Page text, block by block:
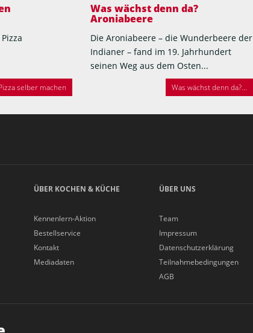
selber machen
Was wächst denn da?
Aroniabeere
Die Aroniabeere – die Wunderbeere der
Indianer – fand im 19. Jahrhundert
seinen Weg aus dem Osten...
Was wächst denn da?...
ÜBER KOCHEN & KÜCHE
Kennenlern-Aktion
Bestellservice
Kontakt
Mediadaten
ÜBER UNS
Team
Impressum
Datenschutzerklärung
Teilnahmebedingungen
AGB